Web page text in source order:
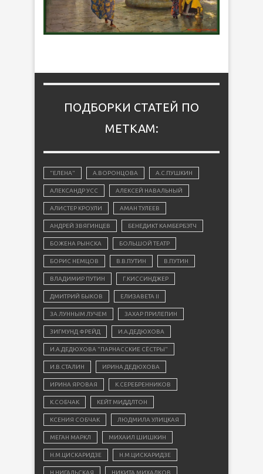
ПОДБОРКИ СТАТЕЙ ПО
МЕТКАМ:
"ЕЛЕНА" А.ВОРОНЦОВА А.С.ПУШКИН
АЛЕКСАНДР УСС АЛЕКСЕЙ НАВАЛЬНЫЙ
АЛИСТЕР КРОУЛИ АМАН ТУЛЕЕВ
АНДРЕЙ ЗВЯГИНЦЕВ БЕНЕДИКТ КАМБЕРБЭТЧ
БОЖЕНА РЫНСКА БОЛЬШОЙ ТЕАТР
БОРИС НЕМЦОВ В.В.ПУТИН В.ПУТИН
ВЛАДИМИР ПУТИН Г.КИССИНДЖЕР
ДМИТРИЙ БЫКОВ ЕЛИЗАВЕТА II
ЗА ЛУННЫМ ЛУЧЕМ ЗАХАР ПРИЛЕПИН
ЗИГМУНД ФРЕЙД И.А.ДЕДЮХОВА
И.А.ДЕДЮХОВА "ПАРНАССКИЕ СЁСТРЫ"
И.В.СТАЛИН ИРИНА ДЕДЮХОВА
ИРИНА ЯРОВАЯ К.СЕРЕБРЕННИКОВ
К.СОБЧАК КЕЙТ МИДДЛТОН
КСЕНИЯ СОБЧАК ЛЮДМИЛА УЛИЦКАЯ
МЕГАН МАРКЛ МИХАИЛ ШИШКИН
Н.М.ЦИСКАРИДЗЕ Н.М.ЦИСКАРИДЗЕ
Н.НИГАЛЬСКАЯ НИКИТА МИХАЛКОВ